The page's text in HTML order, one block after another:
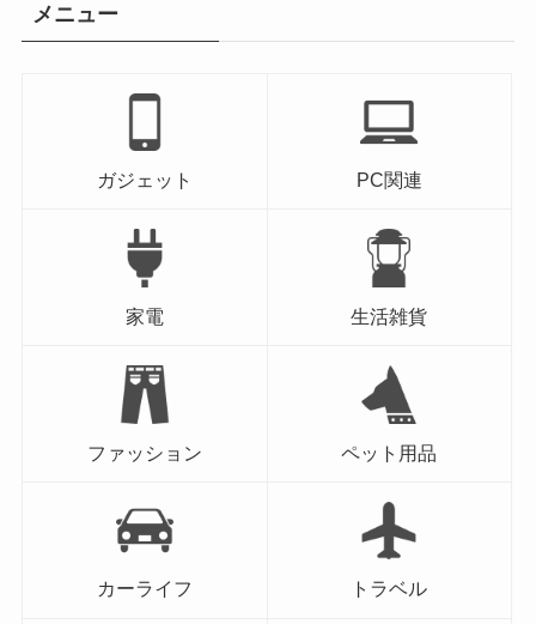
メニュー
ガジェット PC関連
家電 生活雑貨
ファッション ペット用品
カーライフ トラベル